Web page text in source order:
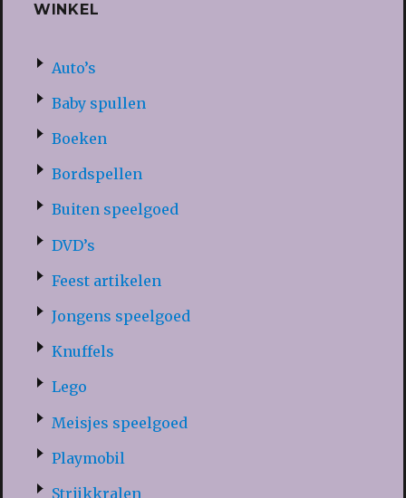
WINKEL
Auto’s
Baby spullen
Boeken
Bordspellen
Buiten speelgoed
DVD’s
Feest artikelen
Jongens speelgoed
Knuffels
Lego
Meisjes speelgoed
Playmobil
Strijkkralen